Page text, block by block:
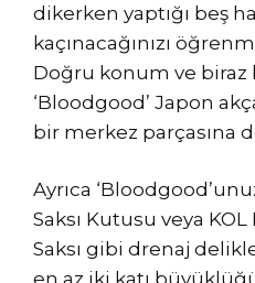
dikerken yaptığı beş
kaçınacağınızı
Doğru konum ve biraz
‘Bloodgood’ Japon
bir merkez parçasına
Ayrıca
Saksı Kutusu veya
Saksı gibi drenaj